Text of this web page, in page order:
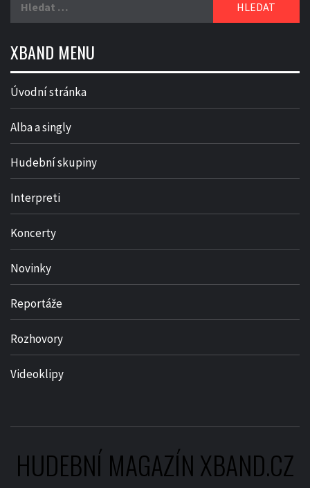
XBAND MENU
Úvodní stránka
Alba a singly
Hudební skupiny
Interpreti
Koncerty
Novinky
Reportáže
Rozhovory
Videoklipy
HUDEBNÍ MAGAZÍN XBAND.CZ